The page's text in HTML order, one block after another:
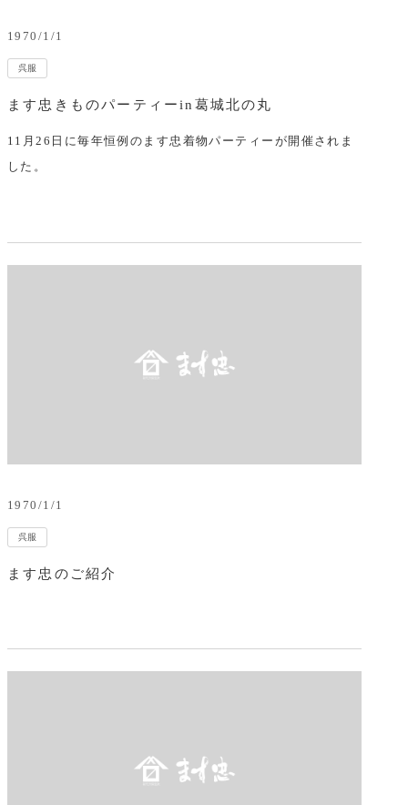
1970/1/1
呉服
ます忠きものパーティーin葛城北の丸
11月26日に毎年恒例のます忠着物パーティーが開催されま
した。
1970/1/1
呉服
ます忠のご紹介